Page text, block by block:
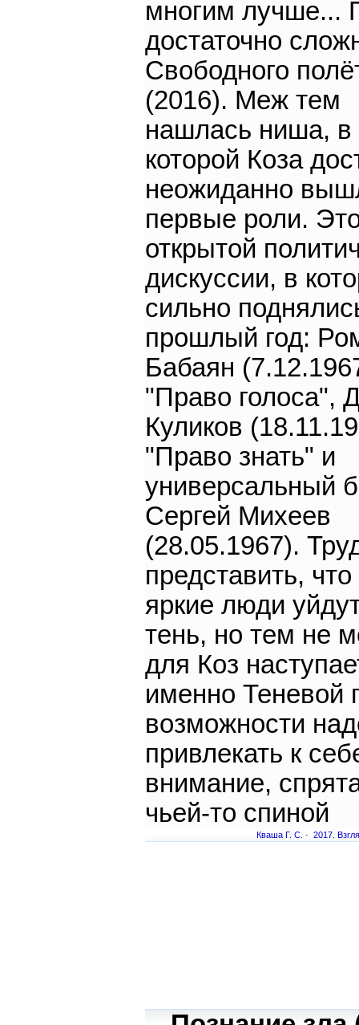
многим лучше...
достаточно
Свободного
(2016). Меж тем
нашлась ниша, в
которой Коза
неожиданно
первые роли.
открытой
дискуссии, в
сильно
прошлый год:
Бабаян
"Право голоса",
Куликов
"Право знать" и
универсальный
Сергей Михеев
(28.05.1967).
представить, что
яркие люди
тень, но тем не
для Коз
именно Теневой
возможности
привлекать к
внимание,
чьей-то спиной
Кваша Г. С. · 2017.